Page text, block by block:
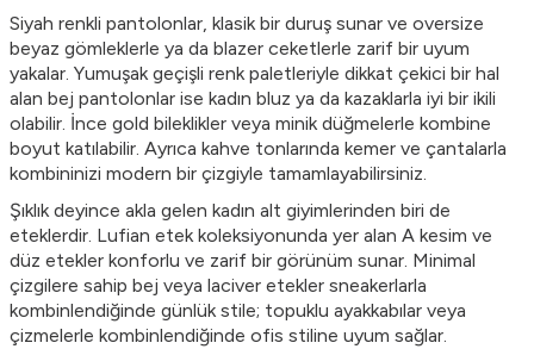
Siyah renkli pantolonlar, klasik bir duruş sunar ve oversize
beyaz gömleklerle ya da blazer ceketlerle zarif bir uyum
yakalar. Yumuşak geçişli renk paletleriyle dikkat çekici bir hal
alan bej pantolonlar ise kadın bluz ya da kazaklarla iyi bir ikili
olabilir. İnce gold bileklikler veya minik düğmelerle kombine
boyut katılabilir. Ayrıca kahve tonlarında kemer ve çantalarla
kombininizi modern bir çizgiyle tamamlayabilirsiniz.
Şıklık deyince akla gelen kadın alt giyimlerinden biri de
eteklerdir. Lufian etek koleksiyonunda yer alan A kesim ve
düz etekler konforlu ve zarif bir görünüm sunar. Minimal
çizgilere sahip bej veya laciver etekler sneakerlarla
kombinlendiğinde günlük stile; topuklu ayakkabılar veya
çizmelerle kombinlendiğinde ofis stiline uyum sağlar.